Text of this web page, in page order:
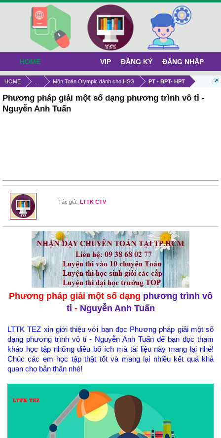
HOME Môn Toán Olympic dành cho HSG PT - BPT- HPT
Phương pháp giải một số dạng phương trình vô tỉ -
Nguyễn Anh Tuấn
Tác giả: LTTK CTV
Phương pháp giải một số dạng phương trình vô
tỉ- Nguyễn Anh Tuấn
LTTK TEZ xin giới thiệu với bạn đọc Phương pháp giải một số
dạng phương trình vô tỉ - Nguyễn Anh Tuấn để bạn đọc tham
khảo học tập những điều bổ ích mà tài liệu này mang lại nhé!
Chúc các em học tập thật tốt và mang lại nhiều kết quả khả
quan cho bản thân nhé!
HOME VIP ĐĂNG KÝ ĐĂNG NHẬP